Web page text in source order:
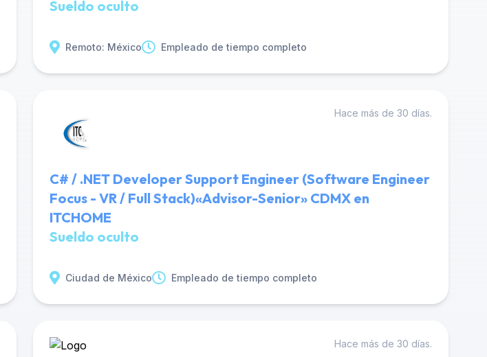
Sueldo oculto
Remoto: México Empleado de tiempo completo
Hace más de 30 días.
C# / .NET Developer Support Engineer (Software Engineer
Focus - VR / Full Stack)«Advisor-Senior» CDMX en
ITCHOME
Sueldo oculto
Ciudad de México Empleado de tiempo completo
Hace más de 30 días.